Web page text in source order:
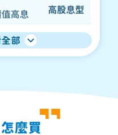
高息
高股息型
部
怎麼買